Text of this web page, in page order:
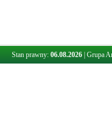
Stan prawny: 06.08.2026 Grupa